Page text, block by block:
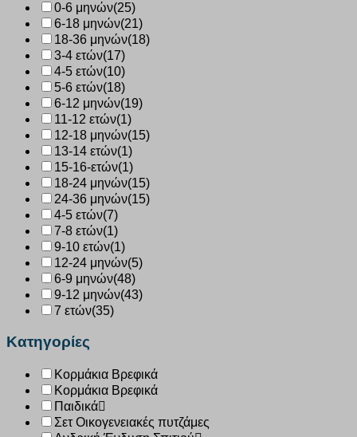
0-6 μηνών(25)
6-18 μηνών(21)
18-36 μηνών(18)
3-4 ετών(17)
4-5 ετών(10)
5-6 ετών(18)
6-12 μηνών(19)
11-12 ετών(1)
12-18 μηνών(15)
13-14 ετών(1)
15-16-ετών(1)
18-24 μηνών(15)
24-36 μηνών(15)
4-5 ετών(7)
7-8 ετών(1)
9-10 ετών(1)
12-24 μηνών(5)
6-9 μηνών(48)
9-12 μηνών(43)
7 ετών(35)
Κατηγορίες
Κορμάκια Βρεφικά
Κορμάκια Βρεφικά
Παιδικά
Σετ Οικογενειακές πυτζάμες